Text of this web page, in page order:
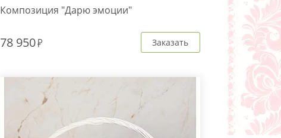
Композиция "Дарю эмоции"
78 950 Заказать